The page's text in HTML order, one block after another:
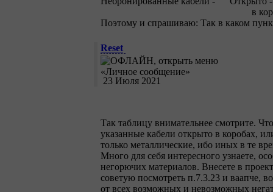
в коробах (нигде не
Поэтому и спрашиваю: Так в каком
Reset
23 Июля 2021
Так таблицу внимательнее смотрите.
указанные кабели открыто в коробах,
только металлические, ибо иных в те
Много для себя интересного узнаете,
негорючих материалов. Внесете в
советую посмотреть п.7.3.23 и ваапче,
от всех возможных и невозможных